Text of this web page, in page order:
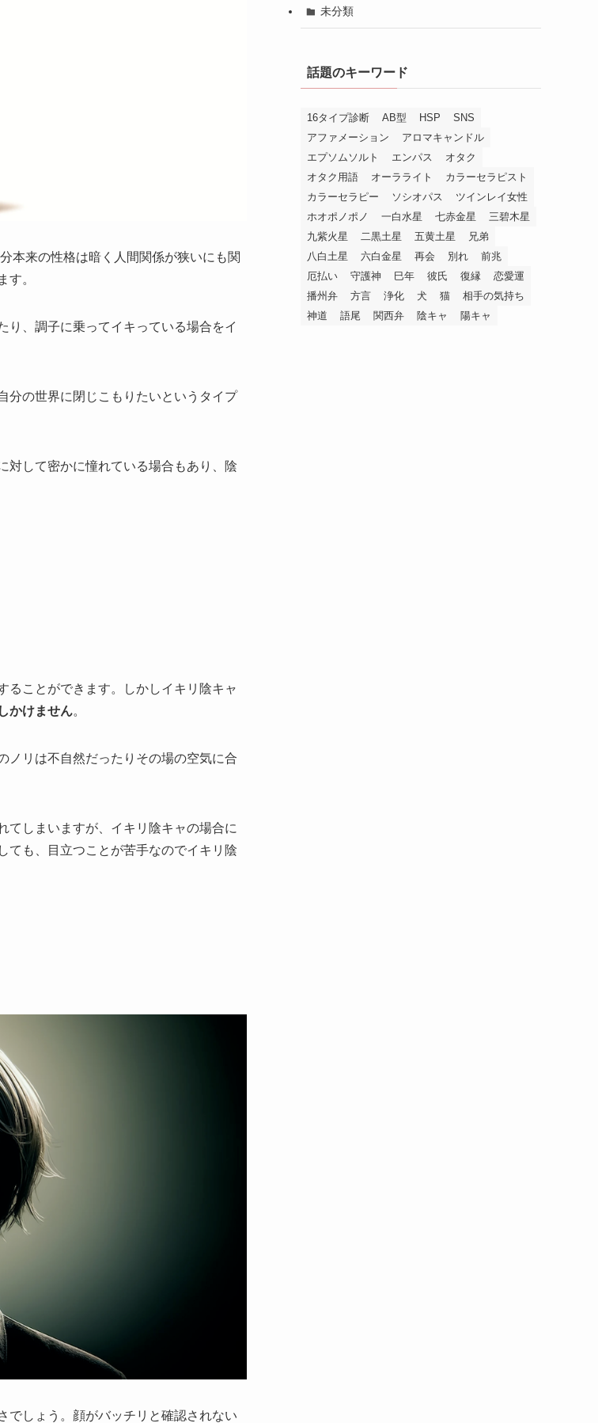
本来の性格は暗く人間関係が狭いにも関
す。
り、調子に乗ってイキっている場合をイ
分の世界に閉じこもりたいというタイプ
対して密かに憧れている場合もあり、陰
ることができます。しかしイキリ陰キャ
かけません。
ノリは不自然だったりその場の空気に合
てしまいますが、イキリ陰キャの場合に
ても、目立つことが苦手なのでイキリ陰
でしょう。顔がバッチリと確認されない
未分類
話題のキーワード
16タイプ診断 AB型 HSP
SNS
アファメーション
アロマキャンドル
エプソムソルト
エンパス
オタク
オタク用語
オーラライト
カラーセラピスト
カラーセラピー
ソシオパス
ツインレイ女性
ホオポノポノ
一白水星 七赤金星
三碧木星
九紫火星
二黒土星 五黄土星
兄弟
八白土星
六白金星 再会 別れ
前兆
厄払い
守護神 巳年 彼氏 復縁
恋愛運
播州弁
方言 浄化 犬 猫
相手の気持ち
神道
語尾 関西弁 陰キャ 陽キャ